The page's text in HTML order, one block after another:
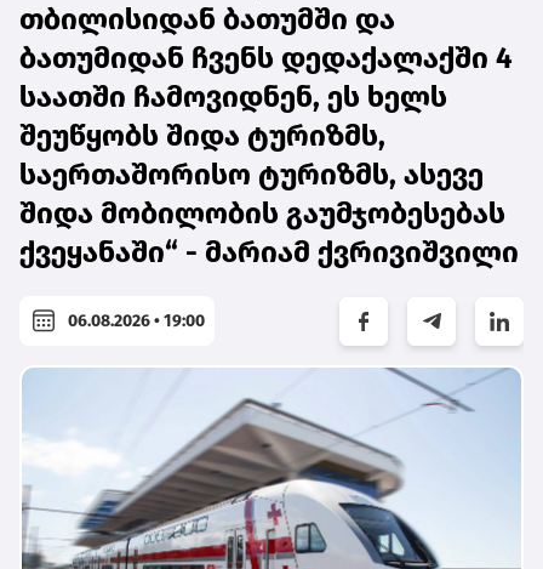
თბილისიდან ბათუმში და
ბათუმიდან ჩვენს დედაქალაქში 4
საათში ჩამოვიდნენ, ეს ხელს
შეუწყობს შიდა ტურიზმს,
საერთაშორისო ტურიზმს, ასევე
შიდა მობილობის გაუმჯობესებას
ქვეყანაში“ - მარიამ ქვრივიშვილი
06.08.2026 • 19:00